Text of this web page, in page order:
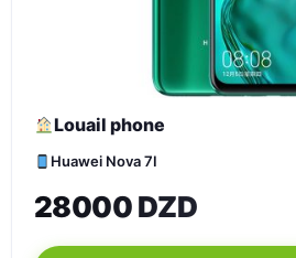
Louail phone
Huawei Nova 7I
28000 DZD